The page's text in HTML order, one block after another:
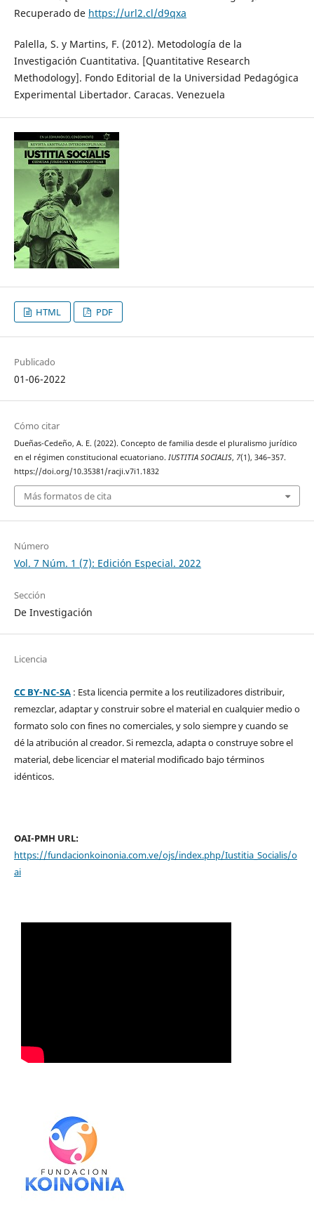
Recuperado de https://url2.cl/d9qxa
Palella, S. y Martins, F. (2012). Metodología de la
Investigación Cuantitativa. [Quantitative Research
Methodology]. Fondo Editorial de la Universidad Pedagógica
Experimental Libertador. Caracas. Venezuela
HTML PDF
Publicado
01-06-2022
Cómo citar
Dueñas-Cedeño, A. E. (2022). Concepto de familia desde el pluralismo jurídico
en el régimen constitucional ecuatoriano. IUSTITIA SOCIALIS, 7(1), 346–357.
https://doi.org/10.35381/racji.v7i1.1832
Más formatos de cita
Número
Vol. 7 Núm. 1 (7): Edición Especial. 2022
Sección
De Investigación
Licencia
CC BY-NC-SA: Esta licencia permite a los reutilizadores distribuir,
remezclar, adaptar y construir sobre el material en cualquier medio o
formato solo con fines no comerciales, y solo siempre y cuando se
dé la atribución al creador. Si remezcla, adapta o construye sobre el
material, debe licenciar el material modificado bajo términos
idénticos.
OAI-PMH URL:
https://fundacionkoinonia.com.ve/ojs/index.php/Iustitia_Socialis/o
ai